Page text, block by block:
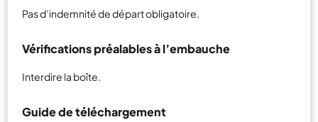
Pas d’indemnité de départ obligatoire.
Vérifications préalables à l’embauche
Interdire la boîte.
Guide de téléchargement